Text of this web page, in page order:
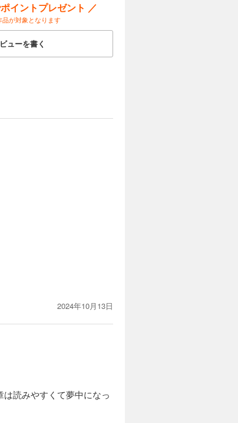
イントプレゼント ／
が対象となります
ューを書く
2024年10月13日
読みやすくて夢中になっ